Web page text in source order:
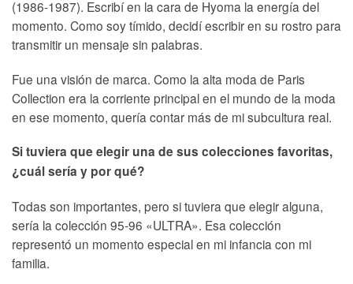
(1986-1987). Escribí en la cara de Hyoma la energía del
momento. Como soy tímido, decidí escribir en su rostro para
transmitir un mensaje sin palabras.
Fue una visión de marca. Como la alta moda de Paris
Collection era la corriente principal en el mundo de la moda
en ese momento, quería contar más de mi subcultura real.
Si tuviera que elegir una de sus colecciones favoritas,
¿cuál sería y por qué?
Todas son importantes, pero si tuviera que elegir alguna,
sería la colección 95-96 «ULTRA». Esa colección
representó un momento especial en mi infancia con mi
familia.